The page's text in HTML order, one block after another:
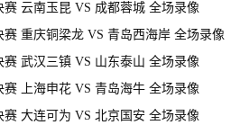
赛 云南玉昆 VS 成都蓉城 全场录像
赛 重庆铜梁龙 VS 青岛西海岸 全场录像
赛 武汉三镇 VS 山东泰山 全场录像
赛 上海申花 VS 青岛海牛 全场录像
赛 大连可为 VS 北京国安 全场录像